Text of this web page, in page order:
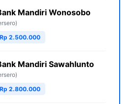
Mandiri Wonosobo
Rp 2.500.000
Mandiri Sawahlunto
Rp 2.800.000